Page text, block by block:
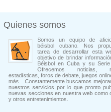
Quienes somos
Somos un equipo de
béisbol cubano. Nos
tarea de desarrollar esta
objetivo de brindar
Béisbol en Cuba y su Serie
Ofrecemos noticias,
estadísticas, foros de debate, juegos
más... Constantemente buscamos
nuestros servicios por lo que pronto
nuevas secciones en nuestra web como
y otros entretenimientos.